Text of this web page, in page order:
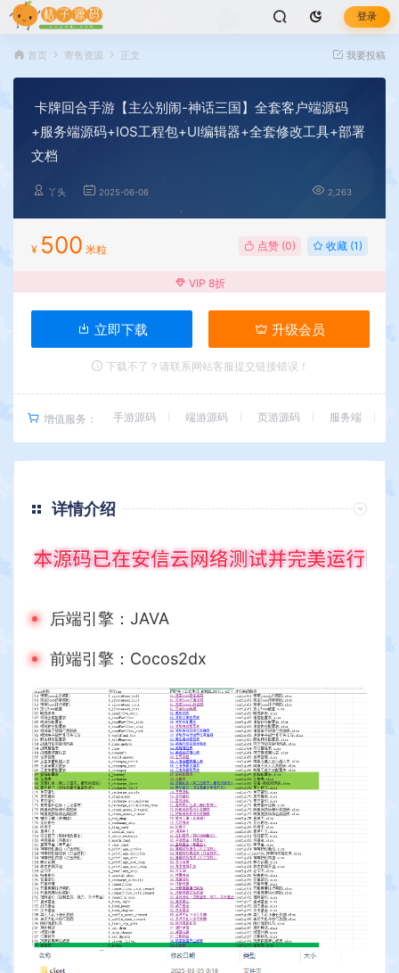
登录
首页 寄售资源 正文 我要投稿
卡牌回合手游【主公别闹-神话三国】全套客户端源码
+服务端源码+IOS工程包+UI编辑器+全套修改工具+部署
文档
丫头 2025-06-06 2,263
¥ 500 米粒 点赞 (0) 收藏 (1)
VIP 8折
立即下载 升级会员
下载不了？请联系网站客服提交链接错误！
增值服务： 手游源码 端游源码 页游源码 服务端
详情介绍
后端引擎：JAVA
前端引擎：Cocos2dx